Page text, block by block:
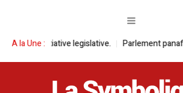
A la Une : Parlement panafricain : à